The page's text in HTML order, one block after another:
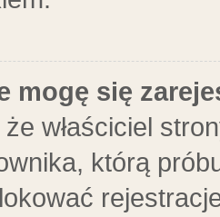
mogę się
właściciel
którą